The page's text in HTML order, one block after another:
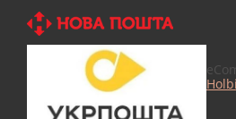
Holbi